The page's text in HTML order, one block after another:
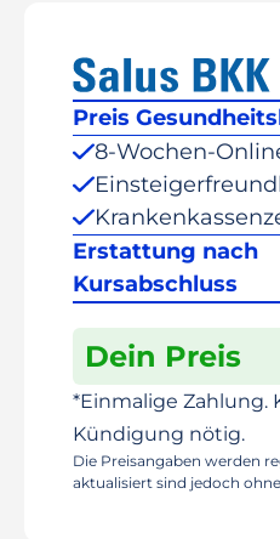
Preis
8-Wochen-
Erstattung nach
Kursabschluss
Dein Preis
*Einmalige Zahlung.
Kündigung nötig.
Die Preisangaben werden
aktualisiert sind jedoch